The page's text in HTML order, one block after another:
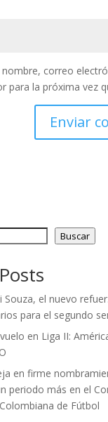
nombre, correo
para la próxima vez
Buscar
Souza, el nuevo
para el segundo
en Liga II:
en firme
periodo más en el
de Fútbol